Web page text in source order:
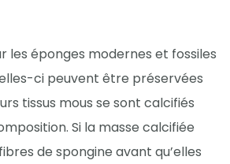
les éponges modernes et fossiles
ci peuvent être préservées
tissus mous se sont calcifiés
Si la masse calcifiée
de spongine avant qu’elles